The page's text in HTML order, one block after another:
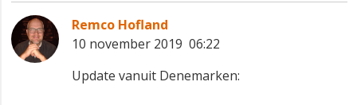
Remco Hofland
10 november 2019 06:22
Update vanuit Denemarken: